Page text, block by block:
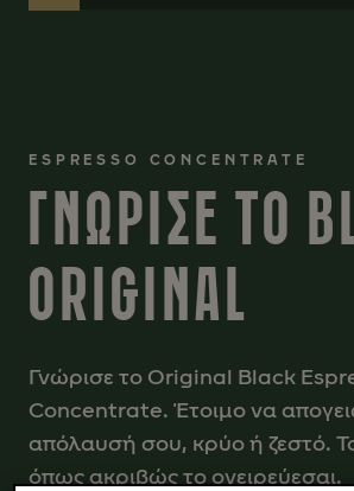
ESPRESSO CONCENTRATE
ΓΝΩΡΙΣΕ ΤΟ
ORIGINAL
Γνώρισε το Original Black
Concentrate. Έτοιμο να
απόλαυσή σου, κρύο ή ζεστό.
όπως ακριβώς το ονειρεύεσαι.